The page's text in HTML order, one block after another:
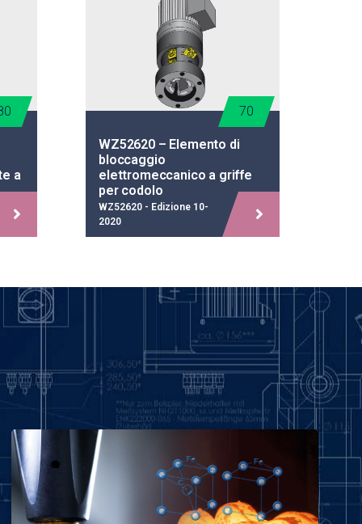
a
WZ52620 – Elemento di
bloccaggio
elettromeccanico a griffe
per codolo
70
WZ52620 - Edizione 10-
2020